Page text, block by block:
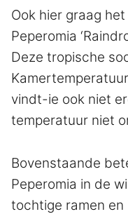
Ook hier graag
Peperomia
Deze tropische
vindt-ie ook niet
temperatuur niet
Bovenstaande
Peperomia in de
tochtige ramen